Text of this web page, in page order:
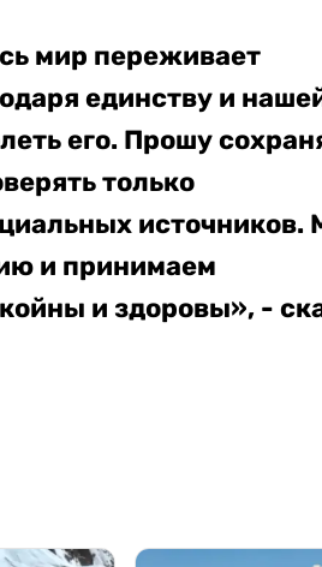
мир переживает
единству и
его. Прошу
только
источников.
и принимаем
и здоровы», -